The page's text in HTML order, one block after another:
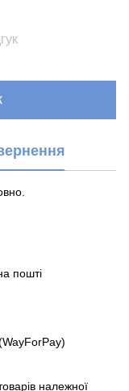
пошті
належної